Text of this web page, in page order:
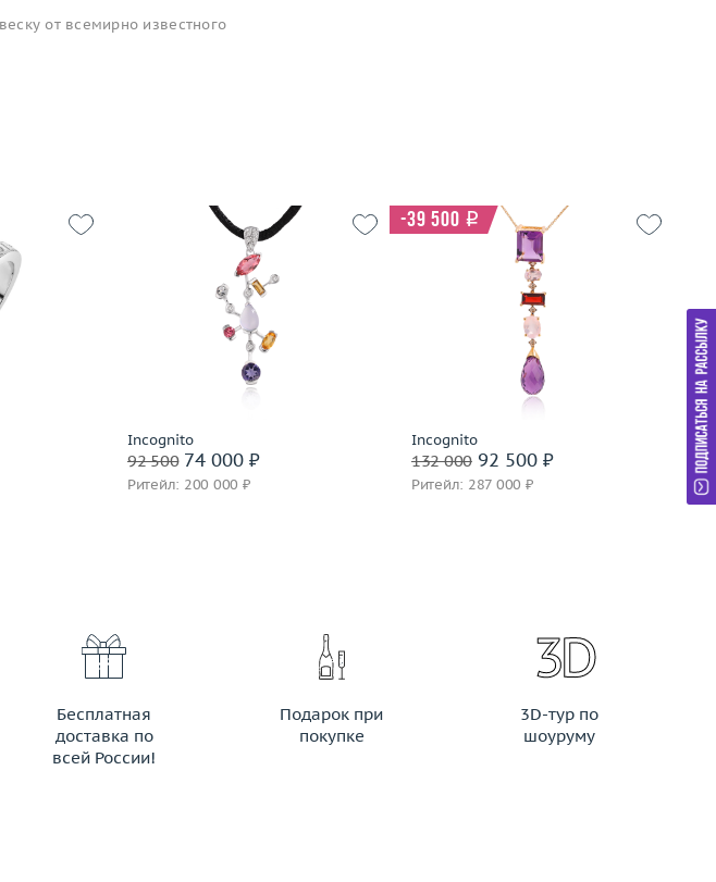
от всемирно известного
пробы
Incognito
92 50074 000 ₽
Ритейл: 200 000 ₽
золото 585 пробы
Подробнее
Incognito
132 00092 500 ₽
Ритейл: 287 000 ₽
-39 500 i
золото 585 пробы
Подробнее
Бесплатная
доставка по
всей России!
Подарок при
покупке
3D-тур по
шоуруму